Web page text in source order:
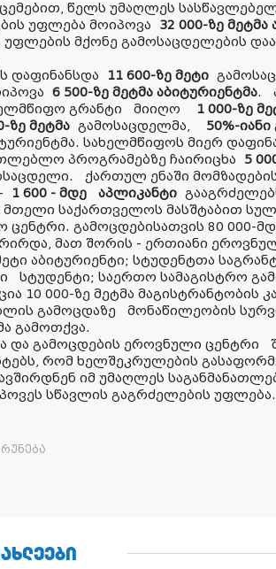
წელს უმაღლეს
უფლება მოიპოვა 32 000-ზე მეტმა
უფლების მქონე გამოსაცდელების
დაფინანსდა
11 600-ზე მეტი
6 500-ზე მეტმა აბიტურიენტმა.
გრანტი მიიღო 1 000-ზე
ზე მეტმა გამოსაცდელმა, 50%-
სახელმწიფოს მიერ
პროგრამებზე ჩაირიცხა 5
ქართულ ენაში
1 600 - მდე აპლიკანტი
მთელი საქართველოს მასშტაბით
ცენტრი. გამოცდებისათვის 80 000-
მათ შორის - ერთიანი
აბიტურიენტი; სტუდენტთა
სტუდენტი; საერთო სამაგისტრო
10 000-ზე მეტმა მაგისტრანტობის
გამოცდაზე მონაწილეობის
გამოთქვა.
და გამოცდების ეროვნული ცენტრი
რომ ხელშეკრულების
იმ უმაღლეს
სწავლის გაგრძელების უფლება.